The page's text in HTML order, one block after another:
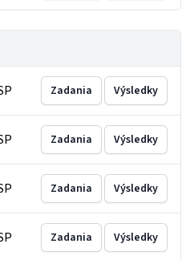
Zadania Výsledky
Zadania Výsledky
Zadania Výsledky
Zadania Výsledky